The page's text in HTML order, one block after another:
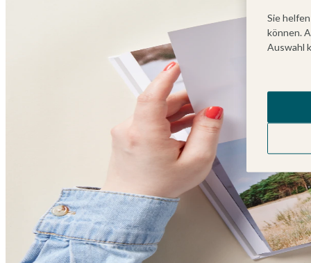
Sie
können.
Auswahl